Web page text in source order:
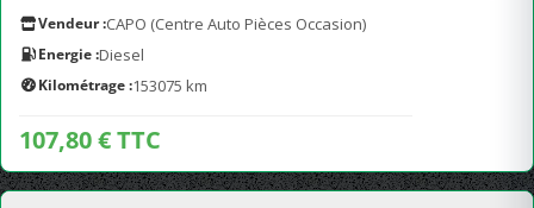
Vendeur :CAPO (Centre Auto Pièces Occasion)
Energie :Diesel
Kilométrage :153075 km
107,80 € TTC